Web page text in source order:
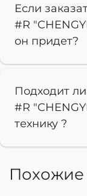
Если
#R
он придет?
Подходит
#R
технику ?
Похожие